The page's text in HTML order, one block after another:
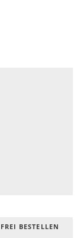
BESTELLEN